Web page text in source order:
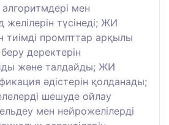
мен
желілерін түсінеді; ЖИ
тиімді промпттар арқылы
деректерін
және талдайды; ЖИ
әдістерін қолданады;
шешуде ойлау
мен нейрожелілерді